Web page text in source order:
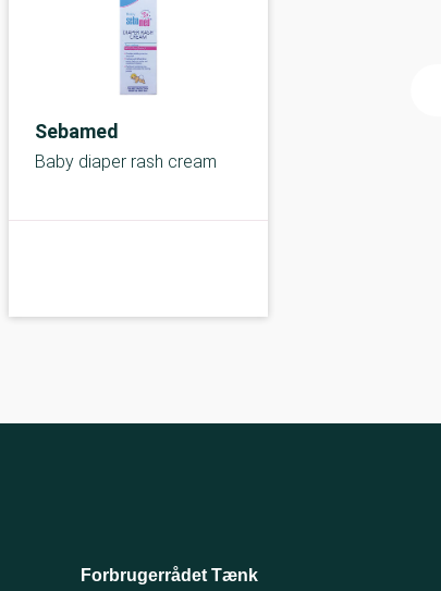
Sebamed
Baby diaper rash cream
Forbrugerrådet Tænk